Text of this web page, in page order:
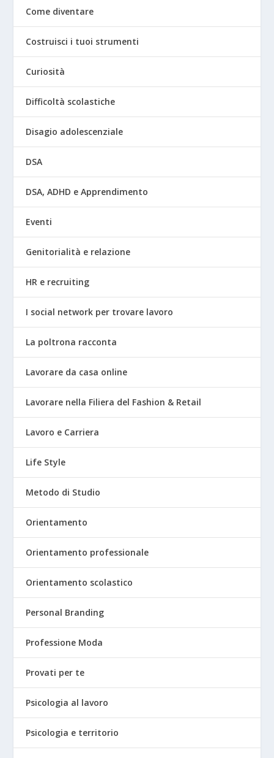
Come diventare
Costruisci i tuoi strumenti
Curiosità
Difficoltà scolastiche
Disagio adolescenziale
DSA
DSA, ADHD e Apprendimento
Eventi
Genitorialità e relazione
HR e recruiting
I social network per trovare lavoro
La poltrona racconta
Lavorare da casa online
Lavorare nella Filiera del Fashion & Retail
Lavoro e Carriera
Life Style
Metodo di Studio
Orientamento
Orientamento professionale
Orientamento scolastico
Personal Branding
Professione Moda
Provati per te
Psicologia al lavoro
Psicologia e territorio